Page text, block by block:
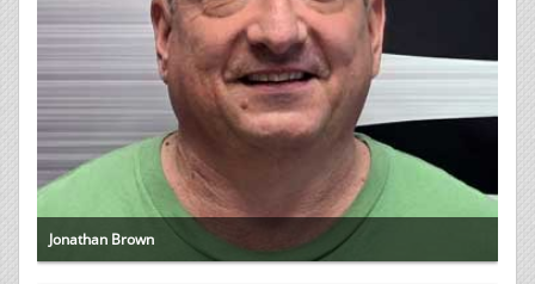
Jonathan Brown